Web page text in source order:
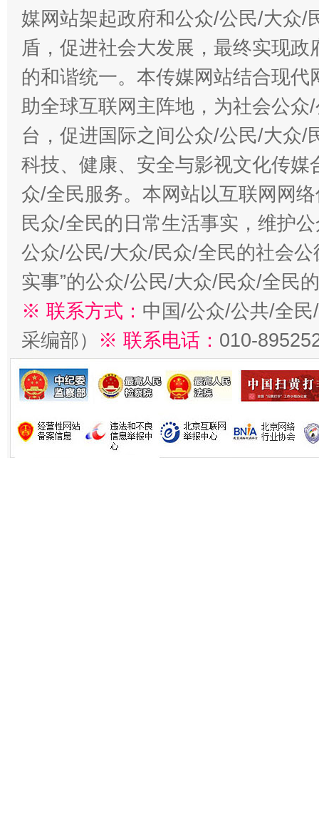
媒网站架起政府和公众/公民/大众/
盾，促进社会大发展，最终实现
的和谐统一。本传媒网站结合现
助全球互联网主阵地，为社会公
台，促进国际之间公众/公民/大众/
科技、健康、安全与影视文化传
众/全民服务。本网站以互联网网
民众/全民的日常生活事实，维护
公众/公民/大众/民众/全民的社会公
实事”的公众/公民/大众/民众/全民
※ 联系方式： 中国/公众/公共/全
采编部） ※ 联系电话： 010-